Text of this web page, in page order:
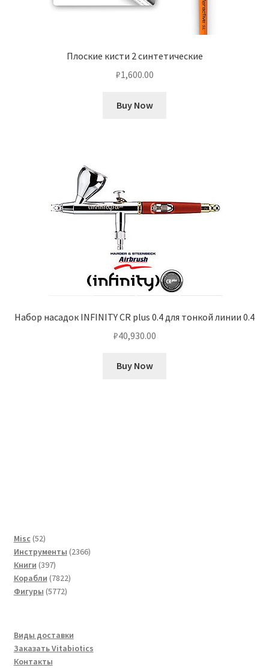
Плоские кисти 2 синтетические
₽1,600.00
Buy Now
Набор насадок INFINITY CR plus 0.4 для тонкой линии 0.4
₽40,930.00
Buy Now
Misc 5252
товара
Инструменты 23662366
Книги 397397
товаров
Корабли 78227822
Фигуры 57725772
Виды доставки
Заказать Vitabiotics
Контакты